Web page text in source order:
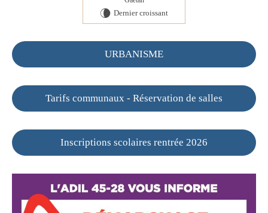
V Dernier croissant
URBANISME
Tarifs communaux - Réservation de salles
Inscriptions scolaires rentrée 2026